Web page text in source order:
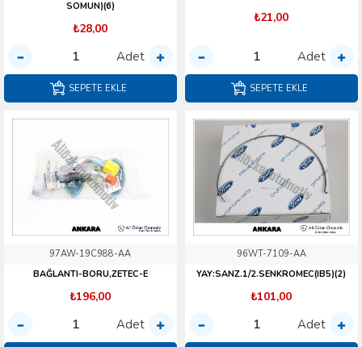
SOMUN)(6)
₺28,00
Adet
SEPETE EKLE
₺21,00
Adet
SEPETE EKLE
97AW-19C988-AA
BAĞLANTI-BORU,ZETEC-E
₺196,00
Adet
96WT-7109-AA
YAY:SANZ.1/2.SENKROMEC(IB5)(2)
₺101,00
Adet